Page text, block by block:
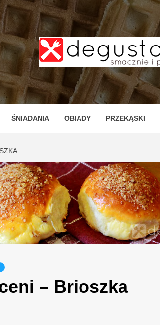
–
I
ŚNIADANIA OBIADY PRZEKĄSKI
– Brioszka